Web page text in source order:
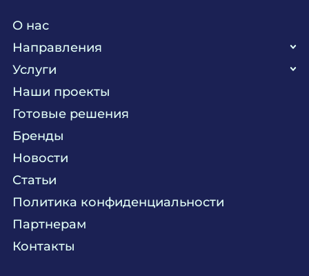
О нас
Направления
Кухня
Прачечная
Текстиль
Химия
Мебель
Комплексное оснащение
Услуги
Поставка аксессуаров и запасных частей
Сервисное обслуживание
Консалтинг
Технологическое проектирование
Продажа оборудования
Монтажные и пусконаладочные работы
Наши проекты
Готовые решения
Бренды
Новости
Статьи
Политика конфиденциальности
Партнерам
Контакты